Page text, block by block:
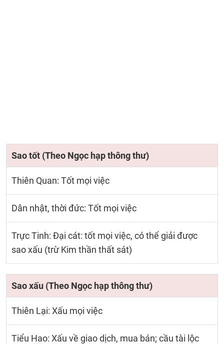
Sao tốt (Theo Ngọc hạp thông thư)
Thiên Quan: Tốt mọi việc
Dân nhật, thời đức: Tốt mọi việc
Trực Tinh: Đại cát: tốt mọi việc, có thể giải được
sao xấu (trừ Kim thần thất sát)
Sao xấu (Theo Ngọc hạp thông thư)
Thiên Lại: Xấu mọi việc
Tiểu Hao: Xấu về giao dịch, mua bán; cầu tài lộc